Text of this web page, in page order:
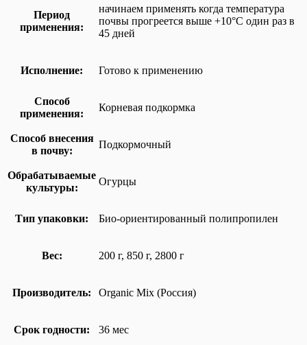
Период
применения:
начинаем применять когда температура
почвы прогреется выше +10°C один раз в
45 дней
Исполнение: Готово к применению
Способ
применения:
Корневая подкормка
Способ внесения
в почву:
Подкормочный
Обрабатываемые
культуры:
Огурцы
Тип упаковки: Био-ориентированный полипропилен
Вес: 200 г, 850 г, 2800 г
Производитель: Organic Mix (Россия)
Срок годности: 36 мес